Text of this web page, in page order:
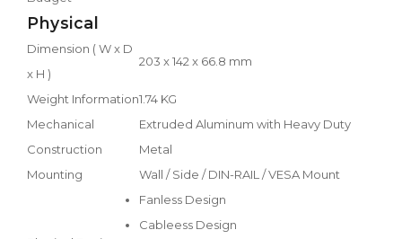
Physical
Dimension ( W x D
x H )
203 x 142 x 66.8 mm
Weight Information1.74 KG
Mechanical
Construction
Extruded Aluminum with Heavy Duty
Metal
Mounting
Wall / Side / DIN-RAIL / VESA Mount
Fanless Design
Cableess Design